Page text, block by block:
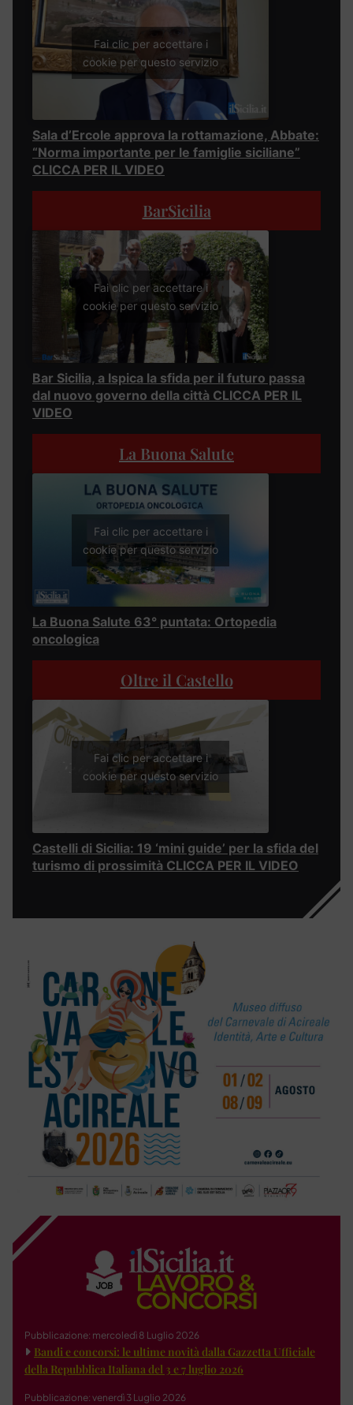
Fai clic per accettare i
cookie per questo servizio
Sala d’Ercole approva la rottamazione, Abbate:
“Norma importante per le famiglie siciliane”
CLICCA PER IL VIDEO
BarSicilia
Fai clic per accettare i
cookie per questo servizio
Bar Sicilia, a Ispica la sfida per il futuro passa
dal nuovo governo della città CLICCA PER IL
VIDEO
La Buona Salute
Fai clic per accettare i
cookie per questo servizio
La Buona Salute 63° puntata: Ortopedia
oncologica
Oltre il Castello
Fai clic per accettare i
cookie per questo servizio
Castelli di Sicilia: 19 ‘mini guide’ per la sfida del
turismo di prossimità CLICCA PER IL VIDEO
Pubblicazione: mercoledì 8 Luglio 2026
Bandi e concorsi: le ultime novità dalla Gazzetta Ufficiale
della Repubblica Italiana del 3 e 7 luglio 2026
Pubblicazione: venerdì 3 Luglio 2026